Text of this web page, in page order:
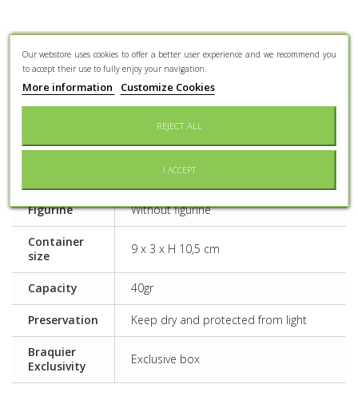
DATA SHEET
Event type Baptism, Wedding
Cardboard container
Figurine Without figurine
Container
size
9 x 3 x H 10,5 cm
Capacity 40gr
Preservation Keep dry and protected from light
Braquier
Exclusivity
Exclusive box
Our webstore uses cookies to offer a better user experience and we recommend you
to accept their use to fully enjoy your navigation.
More information Customize Cookies
REJECT ALL
I ACCEPT